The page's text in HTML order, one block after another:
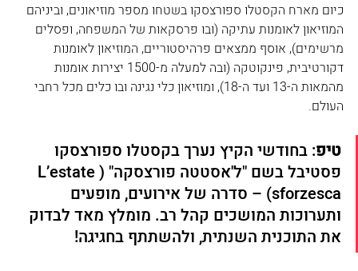
כיום מארח הקסטלו ספורצסקו בשטחו מספר מוזיאונים, וביניהם
המוזיאון לאומנות עתיקה (ובו פרסקאות של המשפחה, ופסלים
מרשימים), אוסף ממצאים פרהיסטוריים, המוזיאון לאומנות
דקורטיבית, פינקוטקה (ובה למעלה מ-1500 יצירות אומנות
מהמאות ה-13 ועד ה-18), ומוזיאון כלי נגינה ובו כלים מכל רחבי
העולם.
טיפ: בחודשי הקיץ נערך בקסטלו ספורצסקו
פסטיבל בשם "ל'אסטטה פורצסקה" (L’estate
sforzesca) – סדרה של אירועים, מופעים
ותערוכות המושכים קהל רב. מומלץ מאד לבדוק
את התוכנית השנתית, ולהשתתף בחגיגה!